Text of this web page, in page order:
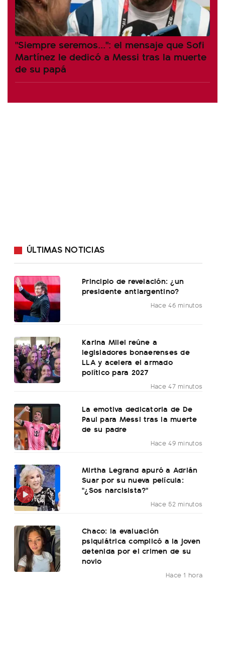
"Siempre seremos...": el mensaje que Sofi
Martínez le dedicó a Messi tras la muerte
de su papá
ÚLTIMAS NOTICIAS
Principio de revelación: ¿un
presidente antiargentino?
Hace 46 minutos
Karina Milei reúne a
legisladores bonaerenses de
LLA y acelera el armado
político para 2027
Hace 47 minutos
La emotiva dedicatoria de De
Paul para Messi tras la muerte
de su padre
Hace 49 minutos
Mirtha Legrand apuró a Adrián
Suar por su nueva película:
"¿Sos narcisista?"
Hace 52 minutos
Chaco: la evaluación
psiquiátrica complicó a la joven
detenida por el crimen de su
novio
Hace 1 hora